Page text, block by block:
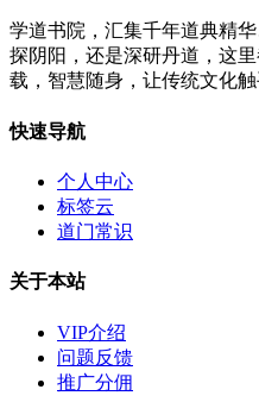
学道书院，汇集千年道典精
探阴阳，还是深研丹道，这
载，智慧随身，让传统文化触
快速导航
个人中心
标签云
道门常识
关于本站
VIP介绍
问题反馈
推广分佣